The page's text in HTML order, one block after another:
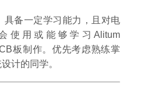
备一定学习能力，且对电
使用或能够学习Alitum
板制作。优先考虑熟练掌
计的同学。